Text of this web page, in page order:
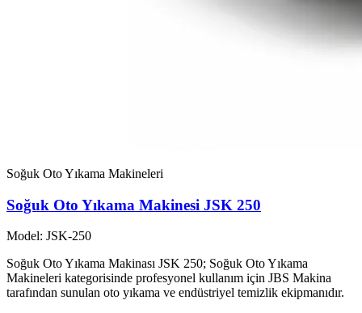
Soğuk Oto Yıkama Makineleri
Soğuk Oto Yıkama Makinesi JSK 250
Model: JSK-250
Soğuk Oto Yıkama Makinası JSK 250; Soğuk Oto Yıkama
Makineleri kategorisinde profesyonel kullanım için JBS Makina
tarafından sunulan oto yıkama ve endüstriyel temizlik ekipmanıdır.